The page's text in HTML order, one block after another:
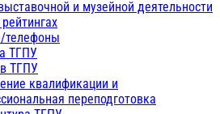
и музейной деятельности
телефоны
ТГПУ
ТГПУ
квалификации и
переподготовка